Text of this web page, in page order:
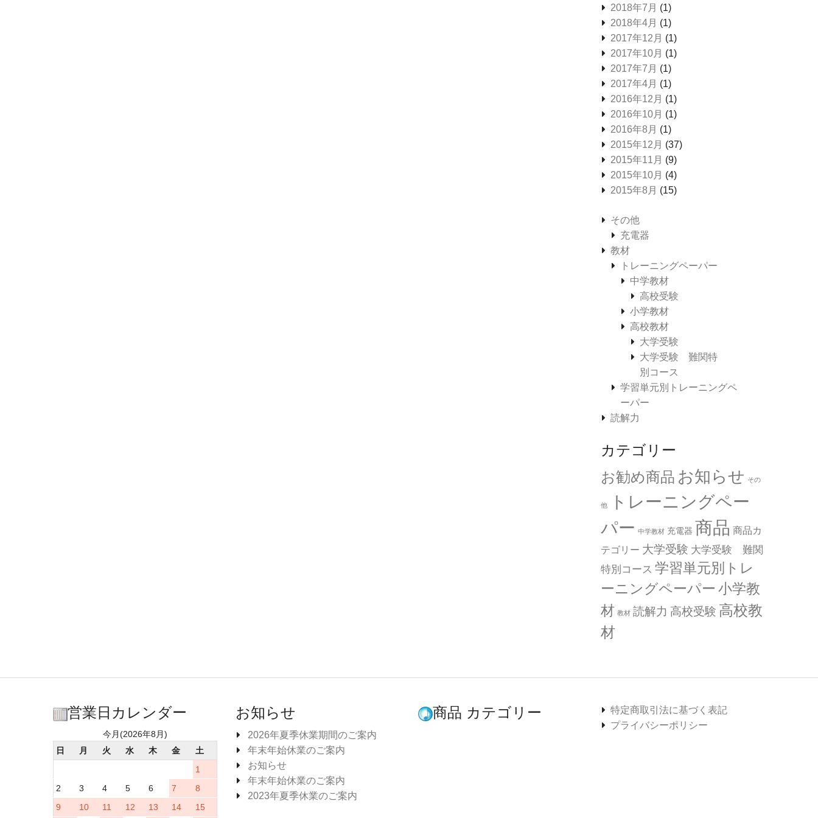
2018年7月 (1)
2018年4月 (1)
2017年12月 (1)
2017年10月 (1)
2017年7月 (1)
2017年4月 (1)
2016年12月 (1)
2016年10月 (1)
2016年8月 (1)
2015年12月 (37)
2015年11月 (9)
2015年10月 (4)
2015年8月 (15)
その他
充電器
教材
トレーニングペーパー
中学教材
高校受験
小学教材
高校教材
大学受験
大学受験 難関特
別コース
学習単元別トレーニングペ
ーパー
読解力
カテゴリー
お勧め商品 お知らせ その
他
トレーニングペー
パー 中学教材 充電器 商品 商品カ
テゴリー 大学受験 大学受験 難関
特別コース 学習単元別トレ
ーニングペーパー 小学教
材 教材 読解力 高校受験 高校教
材
営業日カレンダー
今月(2026年8月)
日
月 火 水 木 金
土
1
2
3 4 5 6 7
8
9
10 11 12 13 14 15
お知らせ
2026年夏季休業期間のご案内
年末年始休業のご案内
お知らせ
年末年始休業のご案内
2023年夏季休業のご案内
商品 カテゴリー
特定商取引法に基づく表記
プライバシーポリシー